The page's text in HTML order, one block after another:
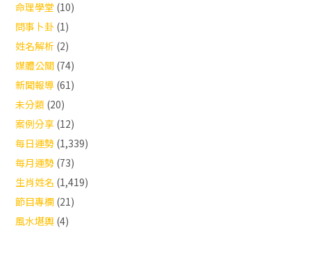
命理學堂 (10)
問事卜卦 (1)
姓名解析 (2)
媒體公關 (74)
新聞報導 (61)
未分類 (20)
案例分享 (12)
每日運勢 (1,339)
每月運勢 (73)
生肖姓名 (1,419)
節目專欄 (21)
風水堪輿 (4)